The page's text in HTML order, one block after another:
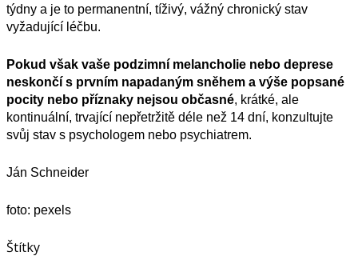
týdny a je to permanentní, tíživý, vážný chronický stav
vyžadující léčbu.
Pokud však vaše podzimní melancholie nebo deprese
neskončí s prvním napadaným sněhem a výše popsané
pocity nebo příznaky nejsou občasné, krátké, ale
kontinuální, trvající nepřetržitě déle než 14 dní, konzultujte
svůj stav s psychologem nebo psychiatrem.
Ján Schneider
foto: pexels
Štítky